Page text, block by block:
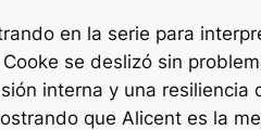
en la serie para
se deslizó sin
interna y una
que Alicent es la